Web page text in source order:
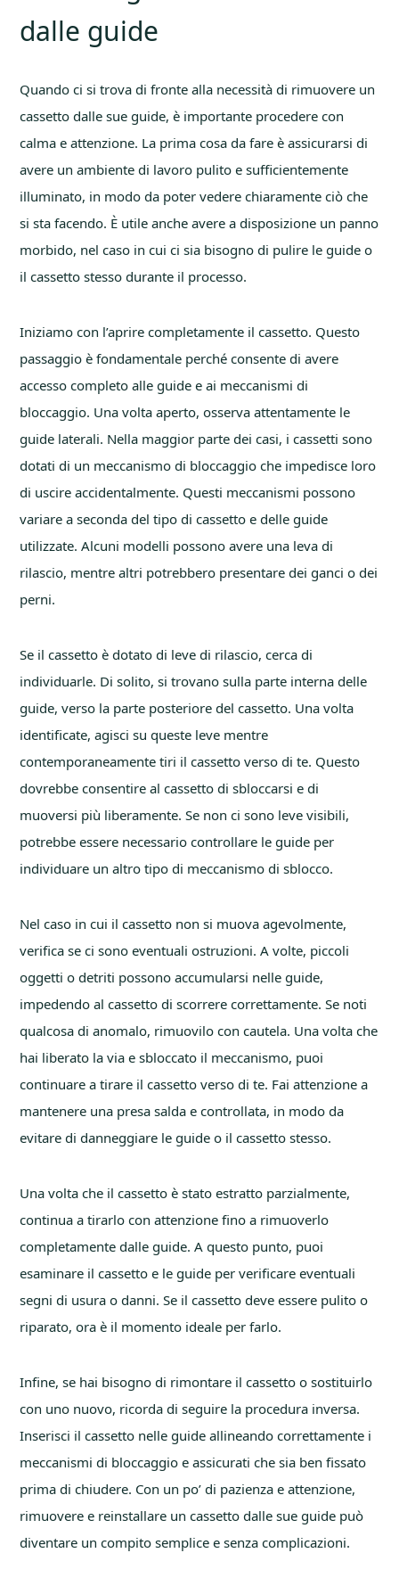
dalle guide
Quando ci si trova di fronte alla necessità di rimuovere un
cassetto dalle sue guide, è importante procedere con
calma e attenzione. La prima cosa da fare è assicurarsi di
avere un ambiente di lavoro pulito e sufficientemente
illuminato, in modo da poter vedere chiaramente ciò che
si sta facendo. È utile anche avere a disposizione un panno
morbido, nel caso in cui ci sia bisogno di pulire le guide o
il cassetto stesso durante il processo.
Iniziamo con l’aprire completamente il cassetto. Questo
passaggio è fondamentale perché consente di avere
accesso completo alle guide e ai meccanismi di
bloccaggio. Una volta aperto, osserva attentamente le
guide laterali. Nella maggior parte dei casi, i cassetti sono
dotati di un meccanismo di bloccaggio che impedisce loro
di uscire accidentalmente. Questi meccanismi possono
variare a seconda del tipo di cassetto e delle guide
utilizzate. Alcuni modelli possono avere una leva di
rilascio, mentre altri potrebbero presentare dei ganci o dei
perni.
Se il cassetto è dotato di leve di rilascio, cerca di
individuarle. Di solito, si trovano sulla parte interna delle
guide, verso la parte posteriore del cassetto. Una volta
identificate, agisci su queste leve mentre
contemporaneamente tiri il cassetto verso di te. Questo
dovrebbe consentire al cassetto di sbloccarsi e di
muoversi più liberamente. Se non ci sono leve visibili,
potrebbe essere necessario controllare le guide per
individuare un altro tipo di meccanismo di sblocco.
Nel caso in cui il cassetto non si muova agevolmente,
verifica se ci sono eventuali ostruzioni. A volte, piccoli
oggetti o detriti possono accumularsi nelle guide,
impedendo al cassetto di scorrere correttamente. Se noti
qualcosa di anomalo, rimuovilo con cautela. Una volta che
hai liberato la via e sbloccato il meccanismo, puoi
continuare a tirare il cassetto verso di te. Fai attenzione a
mantenere una presa salda e controllata, in modo da
evitare di danneggiare le guide o il cassetto stesso.
Una volta che il cassetto è stato estratto parzialmente,
continua a tirarlo con attenzione fino a rimuoverlo
completamente dalle guide. A questo punto, puoi
esaminare il cassetto e le guide per verificare eventuali
segni di usura o danni. Se il cassetto deve essere pulito o
riparato, ora è il momento ideale per farlo.
Infine, se hai bisogno di rimontare il cassetto o sostituirlo
con uno nuovo, ricorda di seguire la procedura inversa.
Inserisci il cassetto nelle guide allineando correttamente i
meccanismi di bloccaggio e assicurati che sia ben fissato
prima di chiudere. Con un po’ di pazienza e attenzione,
rimuovere e reinstallare un cassetto dalle sue guide può
diventare un compito semplice e senza complicazioni.